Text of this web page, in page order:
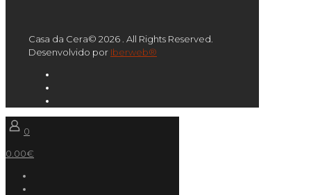
Casa da Cera© 2026 . All Rights Reserved.
Desenvolvido por Iberweb®
0
0.00€